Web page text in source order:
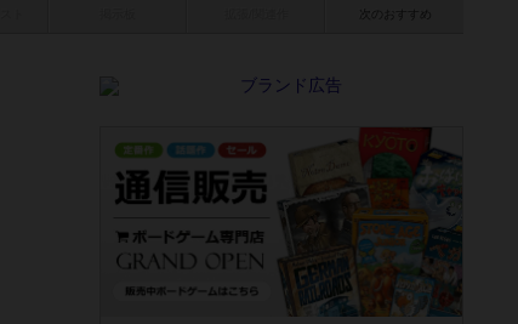
次のおすすめ